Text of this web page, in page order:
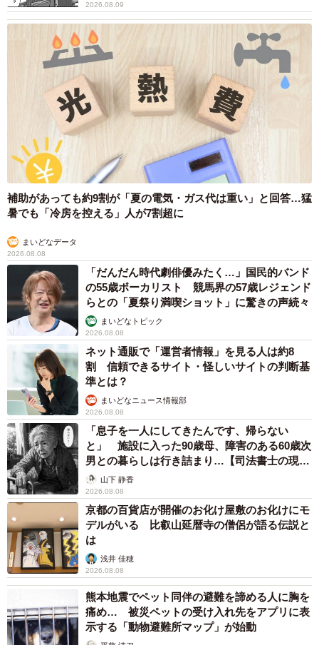
2026.08.09
補助があっても約9割が「夏の電気・ガス代は重い」と回答…猛
暑でも「冷房を控える」人が7割超に
まいどなデータ
2026.08.08
「だんだん時代劇俳優みたく…」国民的バンド
の55歳ボーカリスト 競馬界の57歳レジェンド
らとの「夏祭り満喫ショット」に驚きの声続々
まいどなトピック
2026.08.08
ネット通販で「運営者情報」を見る人は約8
割 信頼できるサイト・怪しいサイトの判断基
準とは？
まいどなニュース情報部
2026.08.08
「息子を一人にしてきたんです、帰らない
と」 施設に入った90歳母、障害のある60歳次
男との暮らしは行き詰まり…【司法書士の現場
から】山下 静香
2026.08.08
京都の百貨店が開催のお化け屋敷のお化けにモ
デルがいる 比叡山延暦寺の僧侶が語る伝説と
は
浅井 佳穂
2026.08.08
熊本地震でペット同伴の避難を諦める人に胸を
痛め… 被災ペットの受け入れ先をアプリに表
示する「動物避難所マップ」が始動